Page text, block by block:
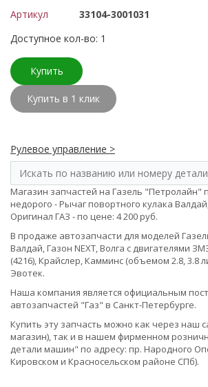
Артикул
33104-3001031
Доступное кол-во: 1
Купить
Купить в 1 клик
Рулевое управление >
Магазин запчастей на Газель "Петролайн"
недорого - Рычаг повортного кулака
Оригинал ГАЗ - по цене: 4 200 руб.
В продаже автозапчасти для моделей
Валдай, Газон NEXT, Волга с двигателями
(4216), Крайслер, Камминс (объемом 2.8, 3.8
Эвотек.
Наша компания является официальным
автозапчастей "Газ" в Санкт-Петербурге.
Купить эту запчасть можно как через наш
магазин), так и в нашем фирменном
детали машин" по адресу: пр. Народного
Кировском и Красносельском районе СПб).